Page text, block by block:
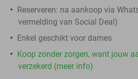
Reserveren: na aankoop via
vermelding van Social Deal)
Enkel geschikt voor dames
Koop zonder zorgen, want jouw
verzekerd (meer info)